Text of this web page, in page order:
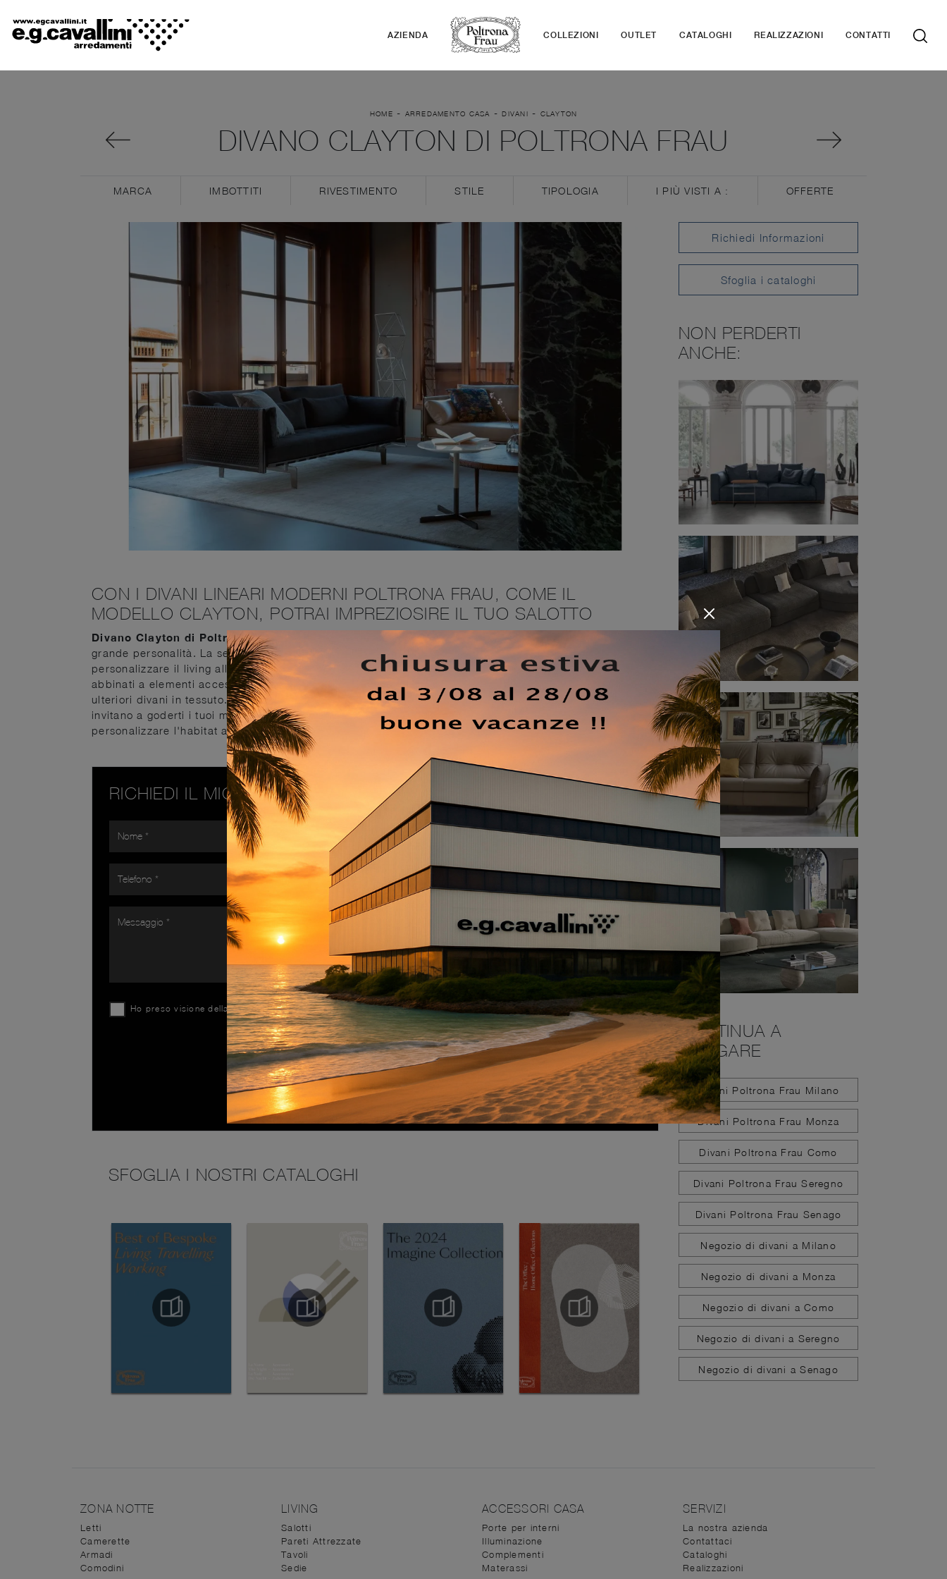
AZIENDA COLLEZIONI OUTLET CATALOGHI REALIZZAZIONI CONTATTI
HOME - ARREDAMENTO CASA -DIVANI - CLAYTON
DIVANO CLAYTON DI POLTRONA FRAU
MARCA IMBOTTITI RIVESTIMENTO STILE TIPOLOGIA I PIÙ VISTI A : OFFERTE
CON I DIVANI LINEARI MODERNI POLTRONA FRAU, COME IL
MODELLO CLAYTON, POTRAI IMPREZIOSIRE IL TUO SALOTTO
Divano Clayton di Poltrona Frau
: crea uno spazio accogliente e confortevole in spazi moderni di
grande personalità. La serie di divani del brand in questione propone molteplici soluzioni peculiari per
personalizzare il living all'insegna di praticità, comfort e stile. I nostri Divani sono pensati per essere
abbinati a elementi accessori di ogni genere, come tavolini, abat jour e piantane o in combinazione con
ulteriori divani in tessuto. Se vuoi imbottiti lineari come il modello in foto, contraddistinto dai volumi che
invitano a goderti i tuoi momenti di relax. Il catalogo Poltrona Frau offre molteplici soluzioni per
personalizzare l'habitat all'insegna di praticità e design, mettendo al centro il tuo comfort.
RICHIEDI IL MIGLIOR PREZZO
Ho preso visione dellaPrivacy Policy
INVIA
SFOGLIA I NOSTRI CATALOGHI
Richiedi Informazioni
Sfoglia i cataloghi
NON PERDERTI
ANCHE:
CONTINUA A
NAVIGARE
Divani Poltrona Frau Milano
Divani Poltrona Frau Monza
Divani Poltrona Frau Como
Divani Poltrona Frau Seregno
Divani Poltrona Frau Senago
Negozio di divani a Milano
Negozio di divani a Monza
Negozio di divani a Como
Negozio di divani a Seregno
Negozio di divani a Senago
ZONA NOTTE
Letti
Camerette
Armadi
Comodini
LIVING
Salotti
Pareti Attrezzate
Tavoli
Sedie
ACCESSORI CASA
Porte per interni
Illuminazione
Complementi
Materassi
SERVIZI
La nostra azienda
Contattaci
Cataloghi
Realizzazioni